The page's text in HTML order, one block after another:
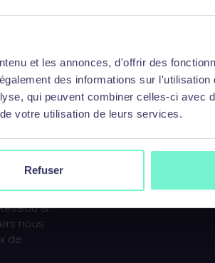
et les annonces, d'offrir des
des informations sur l'utilisation
qui peuvent combiner celles-ci avec
votre utilisation de leurs services.
Refuser
des
données.
&
nous
de